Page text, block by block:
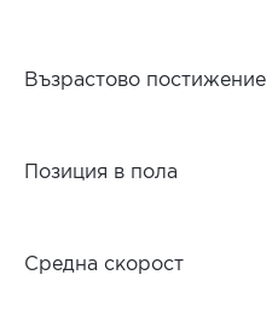
Възрастово постижение
Позиция в пола
Средна скорост